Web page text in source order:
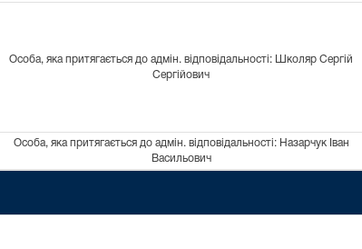
Особа, яка притягається до адмін. відповідальності: Школяр Сергій
Сергійович
Особа, яка притягається до адмін. відповідальності: Назарчук Іван
Васильович